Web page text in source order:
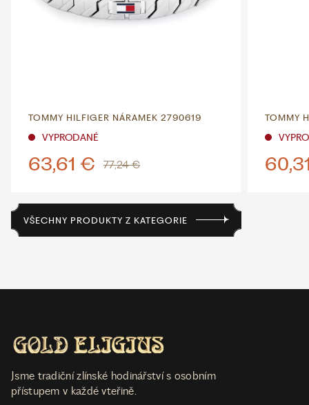
TOMMY HILFIGER NÁRAMEK 2790619
VYPRODANÉ
63,61 € 77,24 €
TOMMY
VŠECHNY PRODUKTY Z KATEGORIE
Jsme tradiční zlínské hodinářství s osobním
přístupem v každé vteřině.